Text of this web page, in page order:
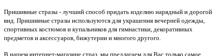
Пришивные стразы - лучший способ придать изделию нарядный и дорогой
вид. Пришивные стразы используются для украшения вечерней одежды,
спортивных костюмов и купальников для гимнастики, декоративных
предметов и аксессуаров, бижутерии и многого другого.
В нашем интернет-магазине страз, мы предлагаем для Вас только самое